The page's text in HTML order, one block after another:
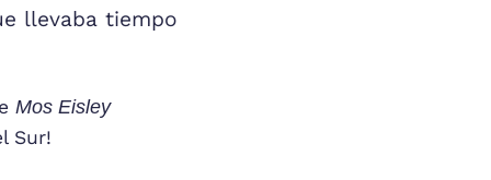
llevaba tiempo
Mos Eisley
Sur!